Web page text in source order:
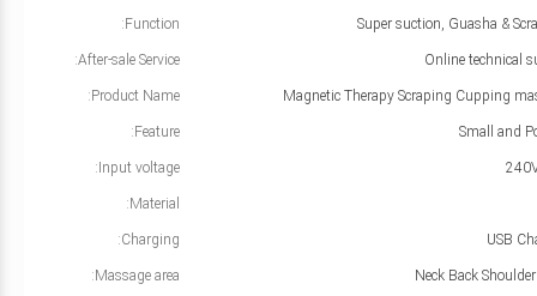
Function: Super suction, Guasha &
After-sale Service: Online technical
Product Name: Magnetic Therapy Scraping Cupping
Feature: Small and
Input voltage:
Material:
Charging: USB
Massage area: Neck Back